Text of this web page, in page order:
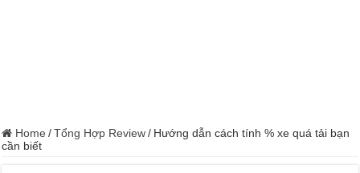
Home / Tổng Hợp Review / Hướng dẫn cách tính % xe quá tải bạn
cần biết